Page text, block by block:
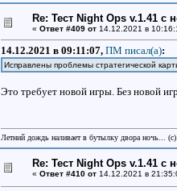
Re: Тест Night Ops v.1.41 с
« Ответ #409 от14.12.2021 в
14.12.2021 в 09:11:07, ПМ писал(a):
Исправлены проблемы стратегической
Это требует новой игры. Без новой
Летний дождь наливает в бутылку двора ночь...
Re: Тест Night Ops v.1.41 с
« Ответ #410 от14.12.2021 в